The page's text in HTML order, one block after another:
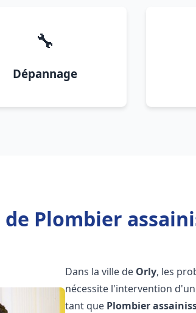
🔧
Dépannage
de Plombier
Dans la ville de Orly, les
nécessite l'intervention
tant que Plombier